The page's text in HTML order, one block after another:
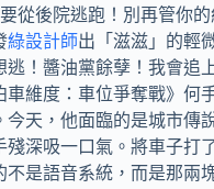
後院逃跑！別再管你
綠設計師出「滋滋」的輕
！醬油黨餘孽！我會追
維度：車位爭奪戰》何
天，他面臨的是城市
深吸一口氣。將車子
是語音系統，而是那